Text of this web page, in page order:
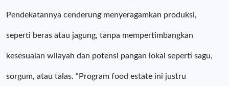
Pendekatannya cenderung menyeragamkan produksi,
seperti beras atau jagung, tanpa mempertimbangkan
kesesuaian wilayah dan potensi pangan lokal seperti sagu,
sorgum, atau talas. “Program food estate ini justru